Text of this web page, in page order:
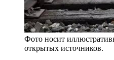
Фото носит
открытых источников.